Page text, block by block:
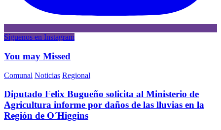
Síguenos en Instagram
You may Missed
Comunal Noticias Regional
Diputado Felix Bugueño solicita al Ministerio de
Agricultura informe por daños de las lluvias en la
Región de O´Higgins